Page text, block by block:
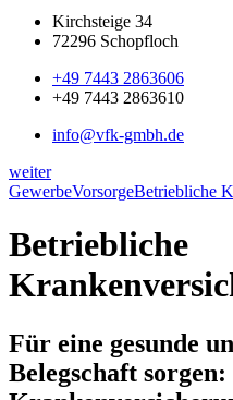
Kirchsteige 34
72296 Schopfloch
+49 7443 2863606
+49 7443 2863610
info@vfk-gmbh.de
weiter
GewerbeVorsorgeBetriebliche
Betriebliche
Für eine gesunde
Belegschaft